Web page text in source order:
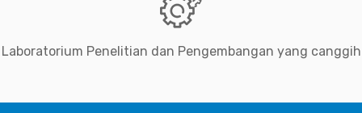
Laboratorium Penelitian dan Pengembangan yang canggih